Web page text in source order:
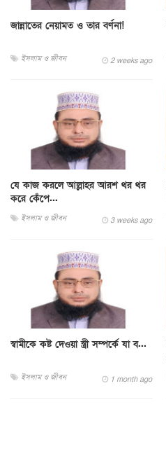
জান্নাতের নেয়ামত ও তার বর্ণনা!
ইসলাম ও জীবন 2 weeks ago
যে কাজ করলে আল্লাহর আরশ থর থর
করে কেঁপে...
ইসলাম ও জীবন 3 weeks ago
স্বামীকে কষ্ট দেওয়া স্ত্রী সম্পর্কে যা ব...
ইসলাম ও জীবন 1 month ago